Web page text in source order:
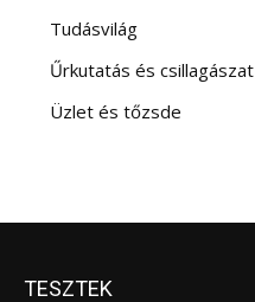
Tudásvilág
Űrkutatás és csillagászat
Üzlet és tőzsde
TESZTEK